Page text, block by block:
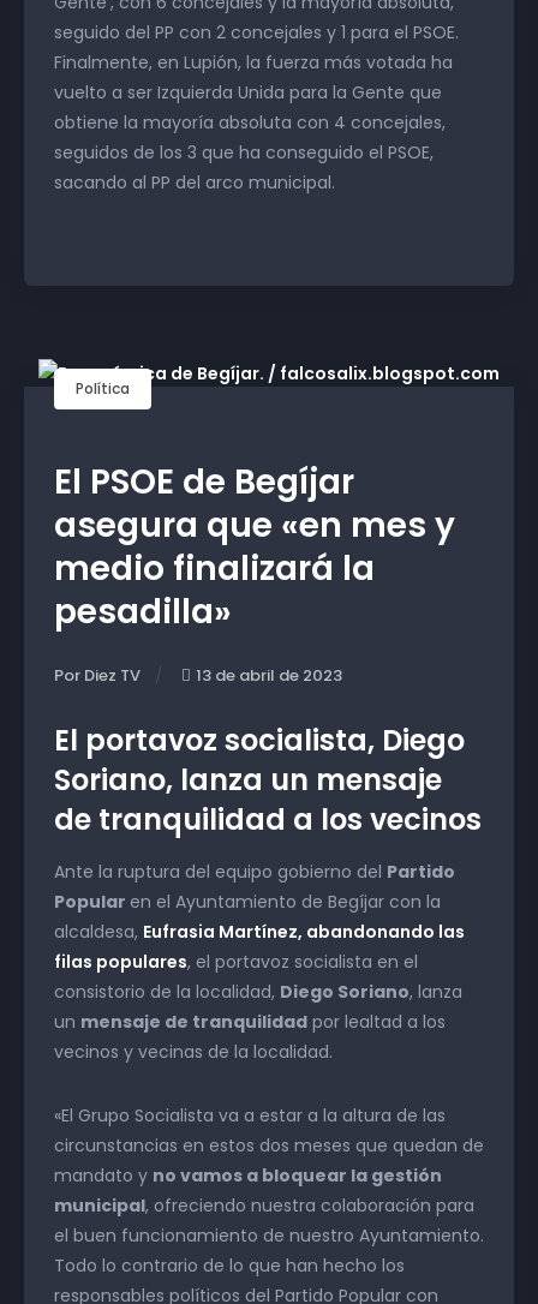
seguido del PP con 2 concejales y 1 para el PSOE.
Finalmente, en Lupión, la fuerza más votada ha
vuelto a ser Izquierda Unida para la Gente que
obtiene la mayoría absoluta con 4 concejales,
seguidos de los 3 que ha conseguido el PSOE,
sacando al PP del arco municipal.
Política
El PSOE de Begíjar
asegura que «en mes y
medio finalizará la
pesadilla»
Por Diez TV 13 de abril de 2023
El portavoz socialista, Diego
Soriano, lanza un mensaje
de tranquilidad a los vecinos
Ante la ruptura del equipo gobierno del Partido
Popular en el Ayuntamiento de Begíjar con la
alcaldesa, Eufrasia Martínez, abandonando las
filas populares, el portavoz socialista en el
consistorio de la localidad, Diego Soriano, lanza
un mensaje de tranquilidad por lealtad a los
vecinos y vecinas de la localidad.
«El Grupo Socialista va a estar a la altura de las
circunstancias en estos dos meses que quedan de
mandato y no vamos a bloquear la gestión
municipal, ofreciendo nuestra colaboración para
el buen funcionamiento de nuestro Ayuntamiento.
Todo lo contrario de lo que han hecho los
responsables políticos del Partido Popular con